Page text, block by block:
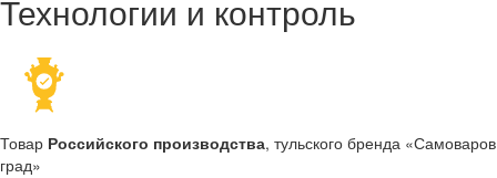
Технологии и контроль
Товар Российского производства, тульского бренда «Самоваров
град»